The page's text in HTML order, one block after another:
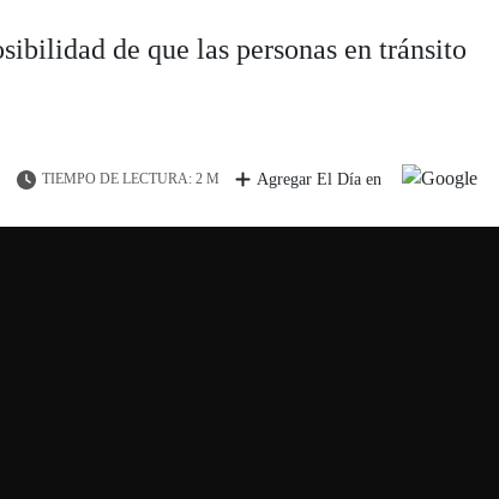
de que las personas en tránsito
TIEMPO DE LECTURA: 2 M Agregar El Día en